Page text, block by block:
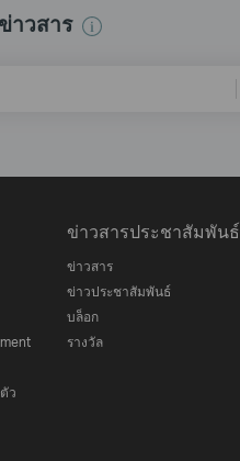
าวสาร
ว
ข่าวสารประชาสัมพันธ์
ข่าวสาร
ข่าวประชาสัมพันธ์
บล็อก
รางวัล